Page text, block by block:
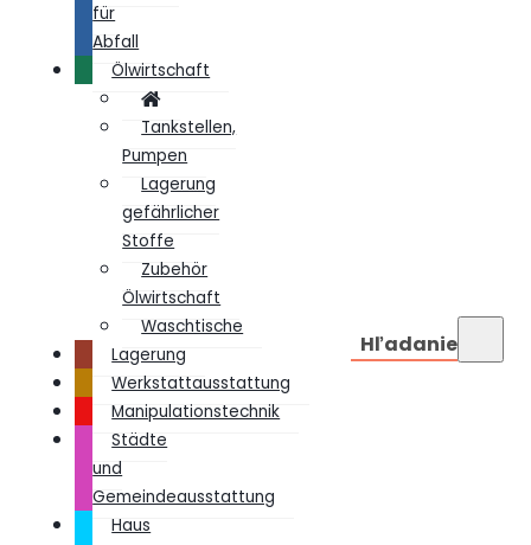
für
Abfall
Ölwirtschaft
Tankstellen,
Pumpen
Lagerung
gefährlicher
Stoffe
Zubehör
Ölwirtschaft
Waschtische
Lagerung
Werkstattausstattung
Manipulationstechnik
Städte
und
Gemeindeausstattung
Haus
Hľadanie